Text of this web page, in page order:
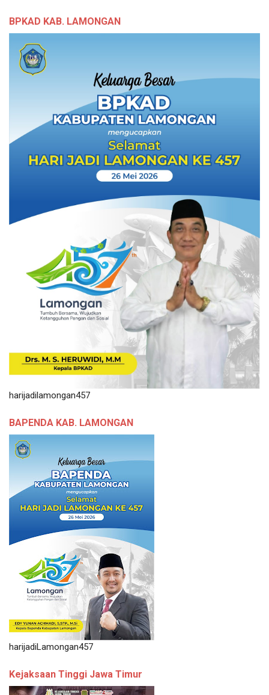
BPKAD KAB. LAMONGAN
harijadilamongan457
BAPENDA KAB. LAMONGAN
harijadiLamongan457
Kejaksaan Tinggi Jawa Timur